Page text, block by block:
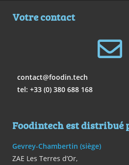
Votre contact
contact@foodin.tech
tel: +33 (0) 380 688 168
Foodintech est distribué
Gevrey-Chambertin (siège)
ZAE Les Terres d’Or,